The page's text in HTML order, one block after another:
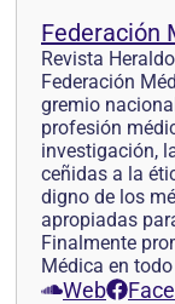
Federación
Revista
Federación
gremio
profesión
investigación,
ceñidas a la
digno de los
apropiadas
Finalmente
Médica en
Web